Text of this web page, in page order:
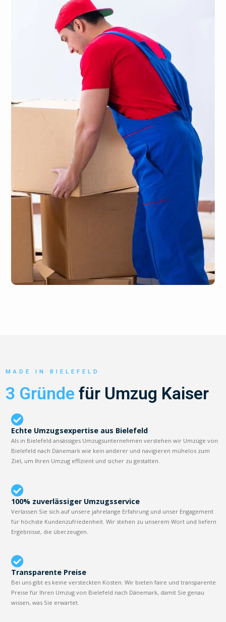
MADE IN BIELEFELD
3 Gründe für Umzug Kaiser
Echte Umzugsexpertise aus Bielefeld
Als in Bielefeld ansässiges Umzugsunternehmen verstehen wir Umzüge von
Bielefeld nach Dänemark wie kein anderer und navigieren mühelos zum
Ziel, um Ihren Umzug effizient und sicher zu gestalten.
100% zuverlässiger Umzugsservice
Verlassen Sie sich auf unsere jahrelange Erfahrung und unser Engagement
für höchste Kundenzufriedenheit. Wir stehen zu unserem Wort und liefern
Ergebnisse, die überzeugen.
Transparente Preise
Bei uns gibt es keine versteckten Kosten. Wir bieten faire und transparente
Preise für Ihren Umzug von Bielefeld nach Dänemark, damit Sie genau
wissen, was Sie erwartet.